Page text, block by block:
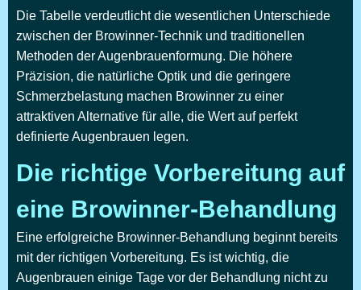
Die Tabelle verdeutlicht die wesentlichen Unterschiede
zwischen der Browinner-Technik und traditionellen
Methoden der Augenbrauenformung. Die höhere
Präzision, die natürliche Optik und die geringere
Schmerzbelastung machen Browinner zu einer
attraktiven Alternative für alle, die Wert auf perfekt
definierte Augenbrauen legen.
Die richtige Vorbereitung auf
eine Browinner-Behandlung
Eine erfolgreiche Browinner-Behandlung beginnt bereits
mit der richtigen Vorbereitung. Es ist wichtig, die
Augenbrauen einige Tage vor der Behandlung nicht zu